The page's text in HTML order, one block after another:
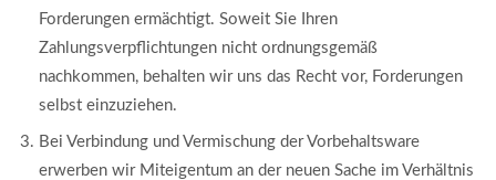
Forderungen ermächtigt. Soweit Sie Ihren
Zahlungsverpflichtungen nicht ordnungsgemäß
nachkommen, behalten wir uns das Recht vor, Forderungen
selbst einzuziehen.
Bei Verbindung und Vermischung der Vorbehaltsware
erwerben wir Miteigentum an der neuen Sache im Verhältnis